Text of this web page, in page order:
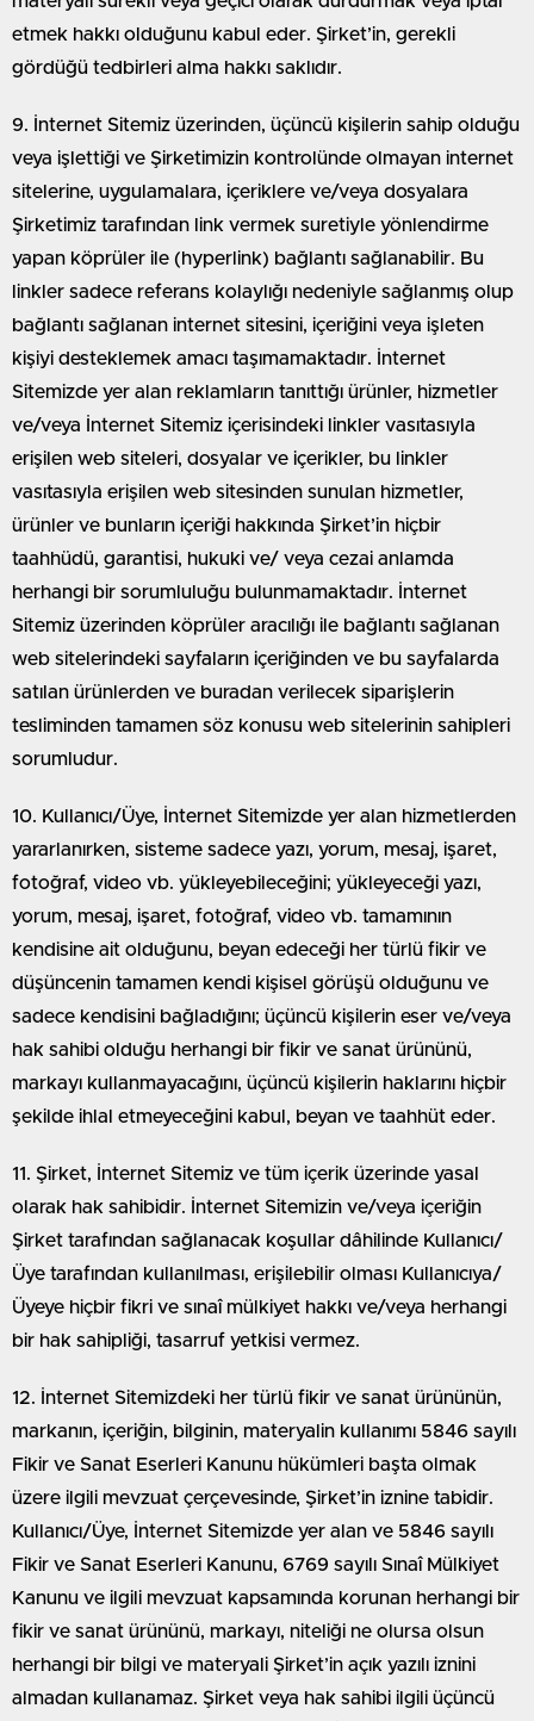
etmek hakkı olduğunu kabul eder. Şirket’in, gerekli
gördüğü tedbirleri alma hakkı saklıdır.
9. İnternet Sitemiz üzerinden, üçüncü kişilerin sahip olduğu
veya işlettiği ve Şirketimizin kontrolünde olmayan internet
sitelerine, uygulamalara, içeriklere ve/veya dosyalara
Şirketimiz tarafından link vermek suretiyle yönlendirme
yapan köprüler ile (hyperlink) bağlantı sağlanabilir. Bu
linkler sadece referans kolaylığı nedeniyle sağlanmış olup
bağlantı sağlanan internet sitesini, içeriğini veya işleten
kişiyi desteklemek amacı taşımamaktadır. İnternet
Sitemizde yer alan reklamların tanıttığı ürünler, hizmetler
ve/veya İnternet Sitemiz içerisindeki linkler vasıtasıyla
erişilen web siteleri, dosyalar ve içerikler, bu linkler
vasıtasıyla erişilen web sitesinden sunulan hizmetler,
ürünler ve bunların içeriği hakkında Şirket’in hiçbir
taahhüdü, garantisi, hukuki ve/ veya cezai anlamda
herhangi bir sorumluluğu bulunmamaktadır. İnternet
Sitemiz üzerinden köprüler aracılığı ile bağlantı sağlanan
web sitelerindeki sayfaların içeriğinden ve bu sayfalarda
satılan ürünlerden ve buradan verilecek siparişlerin
tesliminden tamamen söz konusu web sitelerinin sahipleri
sorumludur.
10. Kullanıcı/Üye, İnternet Sitemizde yer alan hizmetlerden
yararlanırken, sisteme sadece yazı, yorum, mesaj, işaret,
fotoğraf, video vb. yükleyebileceğini; yükleyeceği yazı,
yorum, mesaj, işaret, fotoğraf, video vb. tamamının
kendisine ait olduğunu, beyan edeceği her türlü fikir ve
düşüncenin tamamen kendi kişisel görüşü olduğunu ve
sadece kendisini bağladığını; üçüncü kişilerin eser ve/veya
hak sahibi olduğu herhangi bir fikir ve sanat ürününü,
markayı kullanmayacağını, üçüncü kişilerin haklarını hiçbir
şekilde ihlal etmeyeceğini kabul, beyan ve taahhüt eder.
11. Şirket, İnternet Sitemiz ve tüm içerik üzerinde yasal
olarak hak sahibidir. İnternet Sitemizin ve/veya içeriğin
Şirket tarafından sağlanacak koşullar dâhilinde Kullanıcı/
Üye tarafından kullanılması, erişilebilir olması Kullanıcıya/
Üyeye hiçbir fikri ve sınaî mülkiyet hakkı ve/veya herhangi
bir hak sahipliği, tasarruf yetkisi vermez.
12. İnternet Sitemizdeki her türlü fikir ve sanat ürününün,
markanın, içeriğin, bilginin, materyalin kullanımı 5846 sayılı
Fikir ve Sanat Eserleri Kanunu hükümleri başta olmak
üzere ilgili mevzuat çerçevesinde, Şirket’in iznine tabidir.
Kullanıcı/Üye, İnternet Sitemizde yer alan ve 5846 sayılı
Fikir ve Sanat Eserleri Kanunu, 6769 sayılı Sınaî Mülkiyet
Kanunu ve ilgili mevzuat kapsamında korunan herhangi bir
fikir ve sanat ürününü, markayı, niteliği ne olursa olsun
herhangi bir bilgi ve materyali Şirket’in açık yazılı iznini
almadan kullanamaz. Şirket veya hak sahibi ilgili üçüncü